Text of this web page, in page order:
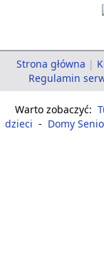
Strona główna |
Regulamin
Warto zobaczyć:
dzieci - Domy